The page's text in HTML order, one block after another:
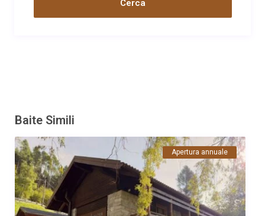
Baite Simili
Apertura annuale